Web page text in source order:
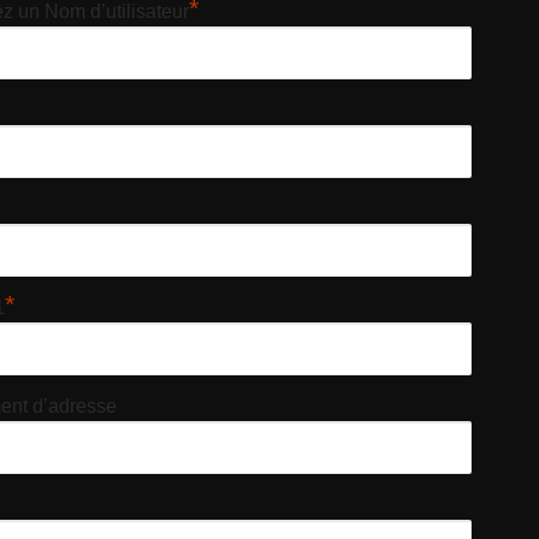
un Nom d’utilisateur*
*
d’adresse